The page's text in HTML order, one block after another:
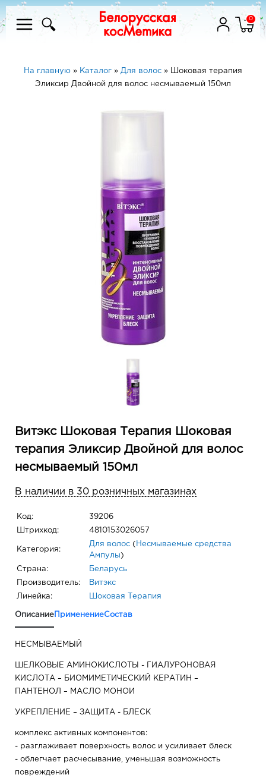
0
На главную » Каталог » Для волос »
Шоковая терапия
Эликсир Двойной для волос несмываемый 150мл
Витэкс Шоковая Терапия Шоковая
терапия Эликсир Двойной для волос
несмываемый 150мл
В наличии в 30 розничных магазинах
Код: 39206
Штрихкод: 4810153026057
Категория:
Для волос ( Несмываемые средства
Ампулы )
Страна: Беларусь
Производитель: Витэкс
Линейка: Шоковая Терапия
Описание ПрименениеСостав
НЕСМЫВАЕМЫЙ
ШЕЛКОВЫЕ АМИНОКИСЛОТЫ - ГИАЛУРОНОВАЯ
КИСЛОТА – БИОМИМЕТИЧЕСКИЙ КЕРАТИН –
ПАНТЕНОЛ – МАСЛО МОНОИ
УКРЕПЛЕНИЕ – ЗАЩИТА - БЛЕСК
комплекс активных компонентов:
- разглаживает поверхность волос и усиливает блеск
- облегчает расчесывание, уменьшая возможность
повреждений